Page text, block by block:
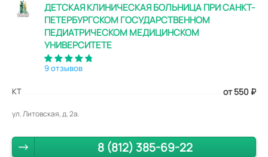
ДЕТСКАЯ КЛИНИЧЕСКАЯ БОЛЬНИЦА ПРИ САНКТ-
ПЕТЕРБУРГСКОМ ГОСУДАРСТВЕННОМ
ПЕДИАТРИЧЕСКОМ МЕДИЦИНСКОМ
УНИВЕРСИТЕТЕ
9 отзывов
КТ от 550 ₽
ул. Литовская, д. 2а.
8 (812) 385-69-22